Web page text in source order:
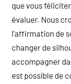
que vous
évaluer. Nous
l’affirmation de
changer de
accompagner
est possible de